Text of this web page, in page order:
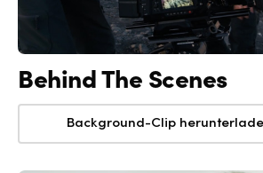
Behind The Scenes
Background-Clip